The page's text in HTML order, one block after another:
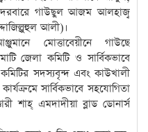
দরবারে গাউছুল আজম আলহাজ্ব
আলী)।
মোত্তাবেয়ীনে গাউছে
জেলা কমিটি ও সার্বিকভাবে
সদস্যবৃন্দ এবং কাউখালী
সার্বিকভাবে সহযোগিতা
শাহ্ এমদাদীয়া ব্লাড ডোনার্স